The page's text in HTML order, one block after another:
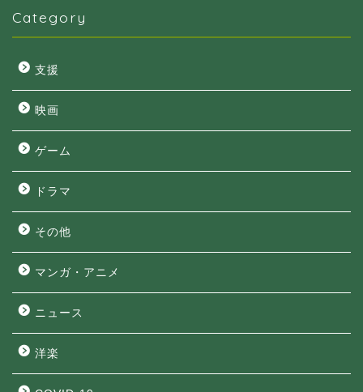
Category
支援
映画
ゲーム
ドラマ
その他
マンガ・アニメ
ニュース
洋楽